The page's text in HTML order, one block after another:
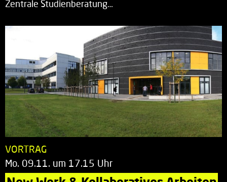
Zentrale Studienberatung…
VORTRAG
Mo. 09.11. um 17.15 Uhr